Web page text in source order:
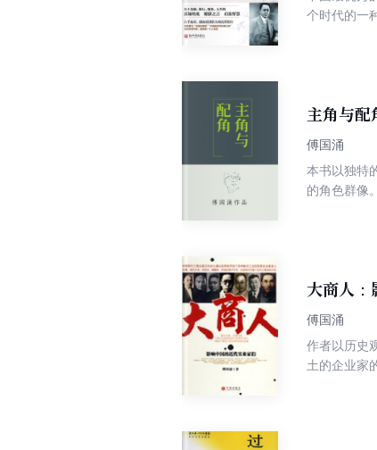
个时代的一
主角与配
傅国涌
本书以独特
的角色群像
大商人：
傅国涌
作者以历史
土的企业家